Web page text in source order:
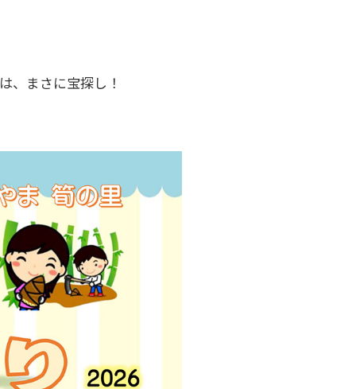
、まさに宝探し！